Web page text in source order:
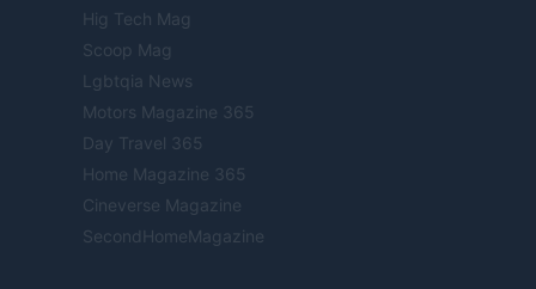
Hig Tech Mag
Scoop Mag
Lgbtqia News
Motors Magazine 365
Day Travel 365
Home Magazine 365
Cineverse Magazine
SecondHomeMagazine